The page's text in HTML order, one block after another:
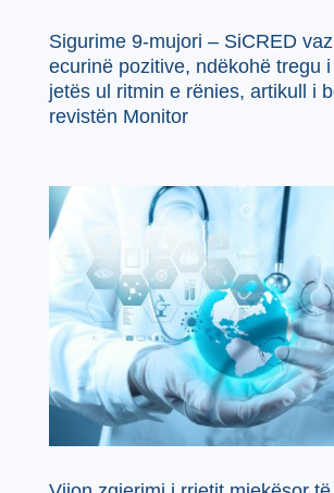
Sigurime 9-mujori – SiCRED
ecurinë pozitive, ndëkohë tregu
jetës ul ritmin e rënies, artikull i
revistën Monitor